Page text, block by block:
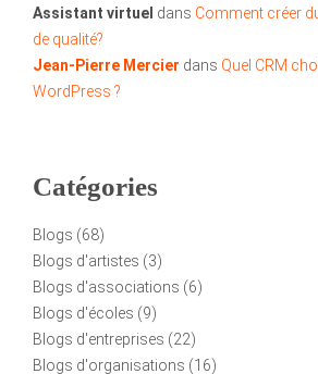
Assistant virtuel dans Comment créer
de qualité?
Jean-Pierre Mercier dans Quel CRM
WordPress ?
Catégories
Blogs (68)
Blogs d'artistes (3)
Blogs d'associations (6)
Blogs d'écoles (9)
Blogs d'entreprises (22)
Blogs d'organisations (16)